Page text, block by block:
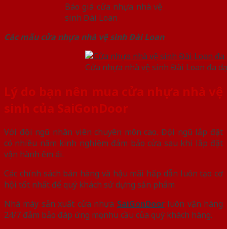
Báo giá cửa nhựa nhà vệ
sinh Đài Loan
Các mẫu cửa nhựa nhà vệ sinh Đài Loan
Cửa nhựa nhà vệ sinh Đài Loan đa
Lý do bạn nên mua cửa nhựa nhà vệ
sinh của SaiGonDoor
Với đội ngũ nhân viên chuyên môn cao. Đội ngũ lắp đặt
có nhiều năm kinh nghiệm đảm bảo cửa sau khi lắp đặt
vận hành êm ái.
Các chính sách bán hàng và hậu mãi hấp dẫn luôn tạo cơ
hội tốt nhất để quý khách sử dựng sản phẩm
Nhà máy sản xuất cửa nhựa SaiGonDoorluôn vận hàng
24/7 đảm bảo đáp ứng mọi nhu cầu của quý khách hàng.